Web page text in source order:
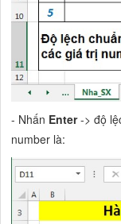
- Nhấn Enter-> độ
number là: